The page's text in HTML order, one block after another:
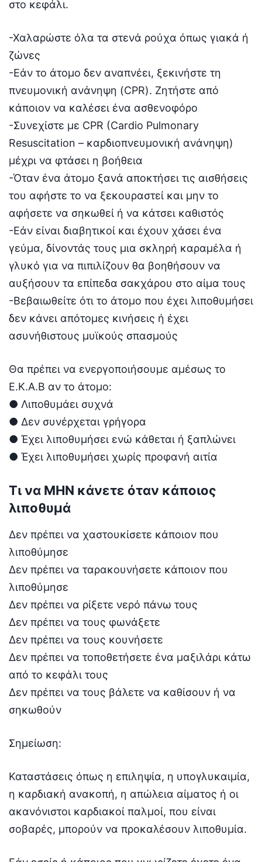
στο κεφάλι.
-Χαλαρώστε όλα τα στενά ρούχα όπως γιακά ή
ζώνες
-Εάν το άτομο δεν αναπνέει, ξεκινήστε τη
πνευμονική ανάνηψη (CPR). Ζητήστε από
κάποιον να καλέσει ένα ασθενοφόρο
-Συνεχίστε με CPR (Cardio Pulmonary
Resuscitation – καρδιοπνευμονική ανάνηψη)
μέχρι να φτάσει η βοήθεια
-Όταν ένα άτομο ξανά αποκτήσει τις αισθήσεις
του αφήστε το να ξεκουραστεί και μην το
αφήσετε να σηκωθεί ή να κάτσει καθιστός
-Εάν είναι διαβητικοί και έχουν χάσει ένα
γεύμα, δίνοντάς τους μια σκληρή καραμέλα ή
γλυκό για να πιπιλίζουν θα βοηθήσουν να
αυξήσουν τα επίπεδα σακχάρου στο αίμα τους
-Βεβαιωθείτε ότι το άτομο που έχει λιποθυμήσει
δεν κάνει απότομες κινήσεις ή έχει
ασυνήθιστους μυϊκούς σπασμούς
Θα πρέπει να ενεργοποιήσουμε αμέσως το
Ε.Κ.Α.Β αν το άτομο:
● Λιποθυμάει συχνά
● Δεν συνέρχεται γρήγορα
● Έχει λιποθυμήσει ενώ κάθεται ή ξαπλώνει
● Έχει λιποθυμήσει χωρίς προφανή αιτία
Τι να ΜΗΝ κάνετε όταν κάποιος
λιποθυμά
Δεν πρέπει να χαστουκίσετε κάποιον που
λιποθύμησε
Δεν πρέπει να ταρακουνήσετε κάποιον που
λιποθύμησε
Δεν πρέπει να ρίξετε νερό πάνω τους
Δεν πρέπει να τους φωνάξετε
Δεν πρέπει να τους κουνήσετε
Δεν πρέπει να τοποθετήσετε ένα μαξιλάρι κάτω
από το κεφάλι τους
Δεν πρέπει να τους βάλετε να καθίσουν ή να
σηκωθούν
Σημείωση:
Καταστάσεις όπως η επιληψία, η υπογλυκαιμία,
η καρδιακή ανακοπή, η απώλεια αίματος ή οι
ακανόνιστοι καρδιακοί παλμοί, που είναι
σοβαρές, μπορούν να προκαλέσουν λιποθυμία.